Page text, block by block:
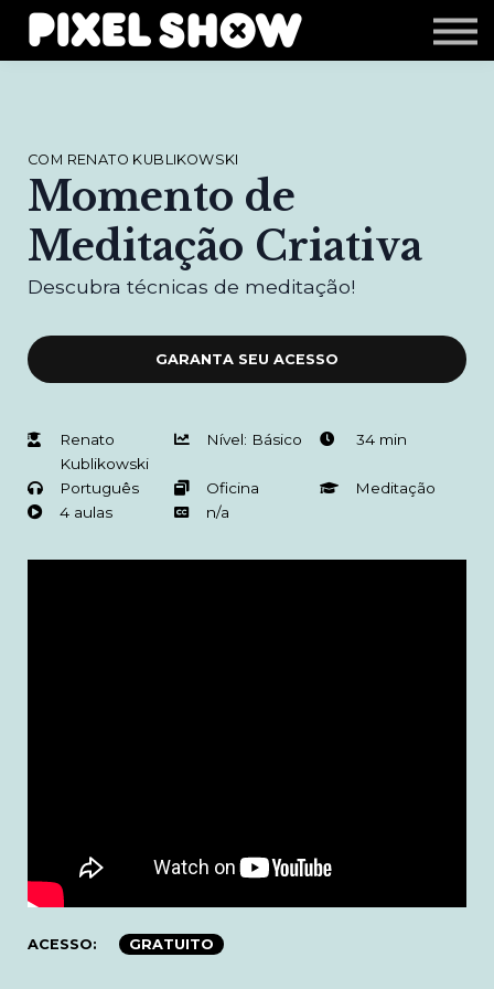
Shop
Revista Zupi
COM RENATO KUBLIKOWSKI
Momento de
Meditação Criativa
Descubra técnicas de meditação!
GARANTA SEU ACESSO
Renato
Kublikowski
Nível: Básico 34 min
Português Oficina
Meditação
4 aulas
n/a
ACESSO: GRATUITO